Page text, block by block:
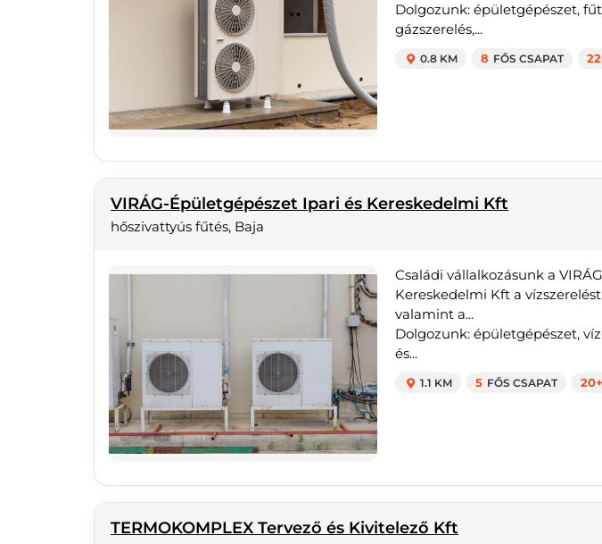
Dolgozunk: épületgépészet,
gázszerelés,...
0.8 KM 8 FŐS CSAPAT
VIRÁG-Épületgépészet Ipari és Kereskedelmi Kft
hőszivattyús fűtés, Baja
Családi vállalkozásunk a
Kereskedelmi Kft a
valamint a...
Dolgozunk: épületgépészet,
és...
1.1 KM 5 FŐS CSAPAT 20+
TERMOKOMPLEX Tervező és Kivitelező Kft